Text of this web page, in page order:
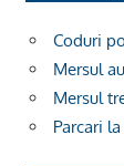
Coduri
Mersul
Mersul
Parcari